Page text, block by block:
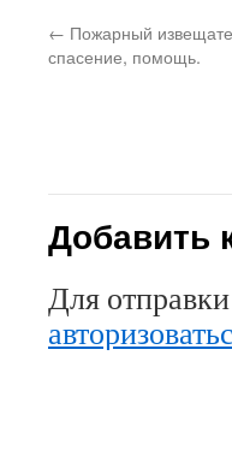
← Пожарный
спасение, помощь.
Добавить
Для